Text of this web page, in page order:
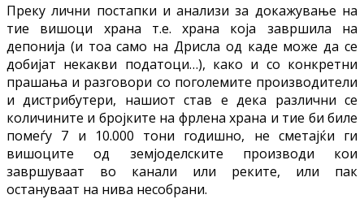
Преку лични постапки и анализи за докажување на
тие вишоци храна т.е. храна која завршила на
депонија (и тоа само на Дрисла од каде може да се
добијат некакви податоци…), како и со конкретни
прашања и разговори со поголемите производители
и дистрибутери, нашиот став е дека различни се
количините и бројките на фрлена храна и тие би биле
помеѓу 7 и 10.000 тони годишно, не сметајќи ги
вишоците од земјоделските производи кои
завршуваат во канали или реките, или пак
остануваат на нива несобрани.